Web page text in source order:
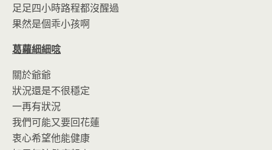
足足四小時路程都沒醒過
果然是個乖小孩啊
葛蘿細細唸
關於爺爺
狀況還是不很穩定
一再有狀況
我們可能又要回花蓮
衷心希望他能健康